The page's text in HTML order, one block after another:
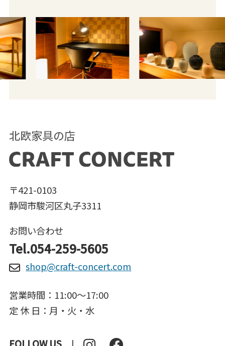
北欧家具の店
〒421-0103
静岡市駿河区丸子3311
お問い合わせ
Tel.054-259-5605
shop@craft-concert.com
営業時間：11:00～17:00
定 休 日：月・火・水